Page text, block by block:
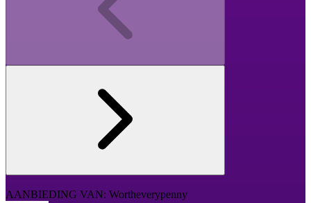
AANBIEDING VAN: Wortheverypenny